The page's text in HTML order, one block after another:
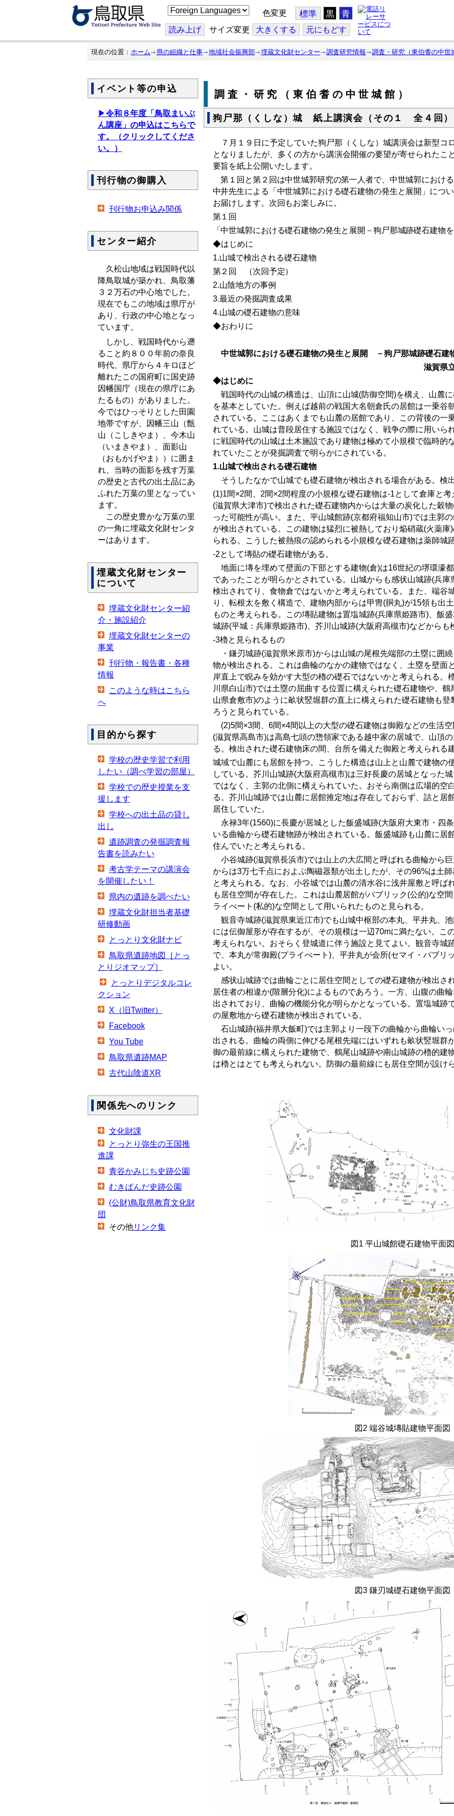
こ
の
ジ
を
翻
色変更 標準 黒 青
読み上げ サイズ変更 大きくする 元にもどす
現在の位置： ホーム 県の組織と仕事 地域社会振興部 埋蔵文化財センター 調査研究情報 調査・研究（東伯耆の中世
イベント等の申込
▶令和８年度「鳥取まいぶ
ん講座」の申込はこちらで
す。（クリックしてくださ
い。）
刊行物の御購入
刊行物お申込み関係
センター紹介
久松山地域は戦国時代以
降鳥取城が築かれ、鳥取藩
３２万石の中心地でした。
現在でもこの地域は県庁が
あり、行政の中心地となっ
ています。
しかし、戦国時代から遡
ること約８００年前の奈良
時代、県庁から４キロほど
離れたこの国府町に国史跡
因幡国庁（現在の県庁にあ
たるもの）がありました。
今ではひっそりとした田園
地帯ですが、因幡三山（甑
山（こしきやま）、今木山
（いまきやま）、面影山
（おもかげやま））に囲ま
れ、当時の面影を残す万葉
の歴史と古代の出土品にあ
ふれた万葉の里となってい
ます。
この歴史豊かな万葉の里
の一角に埋蔵文化財センタ
ーはあります。
埋蔵文化財センター
について
埋蔵文化財センター紹
介・施設紹介
埋蔵文化財センターの
事業
刊行物・報告書・各種
情報
このような時はこちら
へ
目的から探す
学校の歴史学習で利用
したい（調べ学習の部屋）
学校での歴史授業を支
援します
学校への出土品の貸し
出し
遺跡調査の発掘調査報
告書を読みたい
考古学テーマの講演会
を開催したい！
県内の遺跡を調べたい
埋蔵文化財担当者基礎
研修動画
とっとり文化財ナビ
鳥取県遺跡地図［とっ
とりジオマップ］
とっとりデジタルコレ
クション
X（旧Twitter）
Facebook
You Tube
鳥取県遺跡MAP
古代山陰道XR
関係先へのリンク
文化財課
とっとり弥生の王国推
進課
青谷かみじち史跡公園
むきばんだ史跡公園
(公財)鳥取県教育文化財
団
その他リンク集
調査・研究（東伯耆の中世城館）
狗尸那（くしな）城 紙上講演会（その１ 全４回）
７月１９日に予定していた狗尸那（くしな）城講演会は新型コ
となりましたが、多くの方から講演会開催の要望が寄せられたこ
要旨を紙上公開いたします。
第１回と第２回は中世城郭研究の第一人者で、中世城郭におけ
中井先生による「中世城郭における礎石建物の発生と展開」につ
お届けします。次回もお楽しみに。
第１回
「中世城郭における礎石建物の発生と展開－狗尸那城跡礎石建物
◆はじめに
1.山城で検出される礎石建物
第２回 （次回予定）
2.山陰地方の事例
3.最近の発掘調査成果
4.山城の礎石建物の意味
◆おわりに
中世城郭における礎石建物の発生と展開 －狗尸那城跡礎石建
滋賀県立大学 中
◆はじめに
戦国時代の山城の構造は、山頂に山城(防御空間)を構え、山麓
を基本としていた。例えば越前の戦国大名朝倉氏の居館は一乗谷
されている。ここはあくまでも山麓の居館であり、この背後の一
れている。山城は普段居住する施設ではなく、戦争の際に用いら
に戦国時代の山城は土木施設であり建物は極めて小規模で臨時的
れていたことが発掘調査で明らかにされている。
1.山城で検出される礎石建物
そうしたなかで山城でも礎石建物が検出される場合がある。検
(1)1間×2間、 2間×2間程度の小規模な礎石建物は-1として倉庫と
(滋賀県大津市)で検出された礎石建物内からは大量の炭化した穀
った可能性が高い。また、平山城館跡(京都府福知山市)では主郭
が検出されている。この建物は猛烈に被熱しており焔硝蔵(火薬
られる。こうした被熱痕の認められる小規模な礎石建物は薬師城
-2として塼貼の礎石建物がある。
地面に塼を埋めて壁面の下部とする建物(倉)は16世紀の堺環濠
であったことが明らかとされている。山城からも感状山城跡(兵
検出されてり、食物倉ではないかと考えられている。また、端谷
り、転根太を敷く構造で、建物内部からは甲冑(胴丸)が15領も出
ものと考えられる。この塼貼建物は置塩城跡(兵庫県姫路市)、飯
城跡(平城：兵庫県姫路市)、芥川山城跡(大阪府高槻市)などからも
-3櫓と見られるもの
・鎌刃城跡(滋賀県米原市)からは山城の尾根先端部の土塁に囲
物が検出される。これは曲輪のなかの建物ではなく、土塁を壁面
岸直上で睨みを効かす大型の櫓の礎石ではないかと考えられる。
川県白山市)では土塁の屈曲する位置に構えられた礎石建物や、
山県倉敷市)のように畝状竪堀群の直上に構えられた礎石建物も
ろうと見られている。
(2)5間×3間、 6間×4間以上の大型の礎石建物は御殿などの生活
(滋賀県高島市)は高島七頭の惣領家である越中家の居城で、山頂
る。検出された礎石建物床の間、台所を備えた御殿と考えられる
城域で山麓にも居館を持つ。こうした構造は山上と山麓で建物の
している。芥川山城跡(大阪府高槻市)は三好長慶の居城となった
ではなく、主郭の北側に構えられていた。おそら南側は広場的空
る。芥川山城跡では山麓に居館推定地は存在しておらず、詰と居
居住していた。
永禄3年(1560)に長慶が居城とした飯盛城跡(大阪府大東市・四
いる曲輪から礎石建物跡が検出されている。飯盛城跡も山麓に居
住んでいたと考えられる。
小谷城跡(滋賀県長浜市)では山上の大広間と呼ばれる曲輪から
からは3万七千点におよぶ陶磁器類が出土したが、その96%は土
と考えられる。なお、小谷城では山麓の清水谷に浅井屋敷と呼ば
も居住空間が存在した。これは山麓居館がパブリック(公的)な空
ライべート(私的)な空間として用いられたものと見られる。
観音寺城跡(滋賀県東近江市)でも山城中枢部の本丸、平井丸、
には伝御屋形が存在するが、その規模は一辺70mに満たない。こ
考えられない。おそらく登城道に伴う施設と見てよい。観音寺城
で、本丸が常御殿(プライべート)、平井丸が会所(セマイ・パブリ
よい。
感状山城跡では曲輪ごとに居住空間としての礎石建物が検出さ
居住者の相違か(階層分化)によるものであろう。一方、山腹の曲
出されており、曲輪の機能分化が明らかとなっている。置塩城跡
の屋敷地から礎石建物が検出されている。
石山城跡(福井県大飯町)では主郭より一段下の曲輪から曲輪い
出される。曲輪の両側に伸びる尾根先端にはいずれも畝状竪堀群
御の最前線に構えられた建物で、鶴尾山城跡や南山城跡の櫓的建
は櫓とはとても考えられない。防御の最前線にも居住空間が設け
図 1平山城館礎石建物平面
図 2端谷城塼貼建物平面図
図3鎌刃城礎石建物平面図